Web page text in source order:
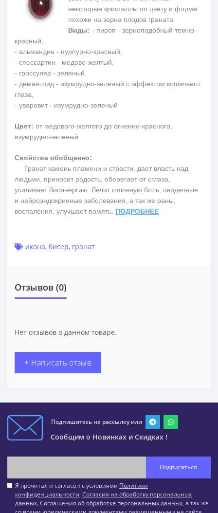
некоторые кристаллы по цвету и форме
похожи на зерна плодов граната
Виды: - пироп - зерноподобный темно-
красный,
- альмандин - пурпурно-красный,
- спессартин - медово-желтый,
- гроссуляр - зеленый,
- демантоид - изумрудно-зеленый с эффектом кошачьего
глаза,
- уваровит - изумрудно-зеленый
Цвет: от медового-желтого до огненно-красного,
изумрудно-зеленый
Свойства обобщенно:
Гранат камень пламени и страсти, дает власть над
людьми, приносит радость, оберегает от сглаза,
усиливает биоэнергию. Лечит головную боль, сердечные
и нейроэндокринные заболевания, а так же раны,
воспаления, улучшает память. ПОДРОБНЕЕ
икона, бисер, гранат
Отзывов (0)
Нет отзывов о данном товаре.
+ Написать отзыв
Подпишитесь на рассылку или
Сообщим о Новинках и Скидках !
Подписаться
Я прочитал и согласен с условиями Политики
конфиденциальности, Согласия на обработку персональных
данных, Соглашения об обработке персональных данных, а так же